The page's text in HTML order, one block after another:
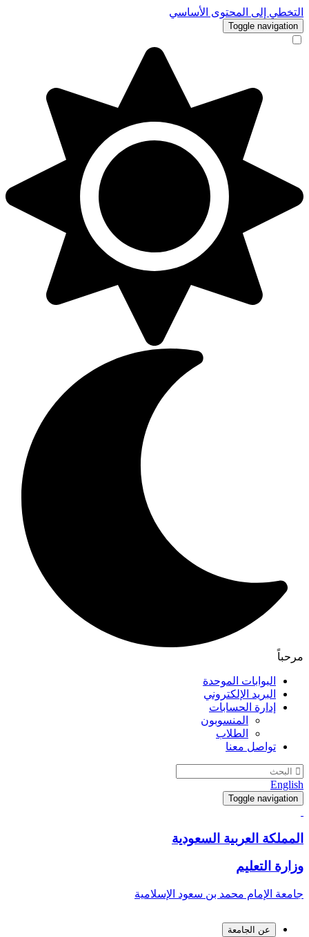
التخطي إلى المحتوى الأساسي
Toggle navigation
مرحباً
البوابات الموحدة
البريد الإلكتروني
إدارة الحسابات
المنسوبون
الطلاب
تواصل معنا
English
Toggle navigation
المملكة العربية السعودية
وزارة التعليم
جامعة الإمام محمد بن سعود الإسلامية
عن الجامعة